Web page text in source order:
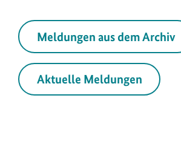
Meldungen aus dem Archiv
Aktuelle Meldungen